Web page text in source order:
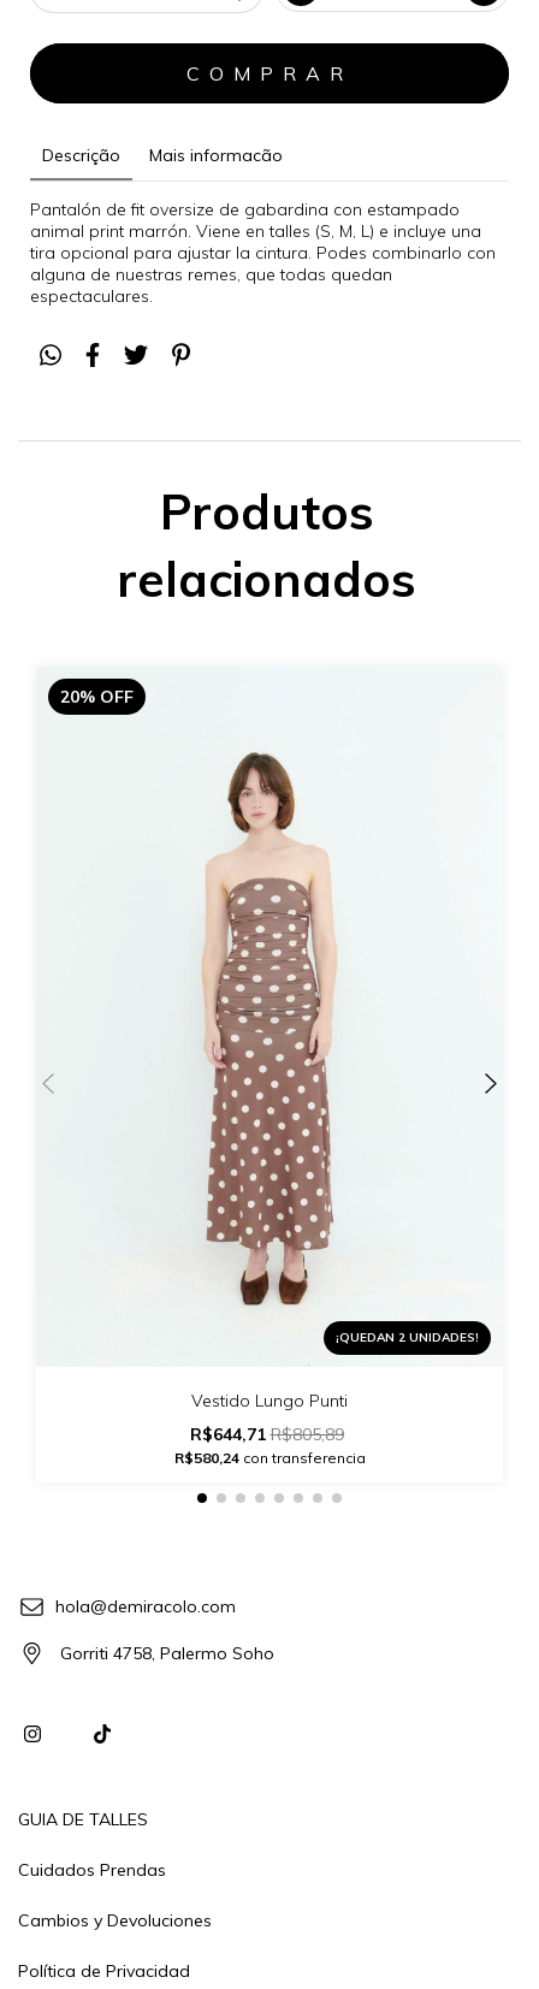
Descrição Mais informacão
Pantalón de fit oversize de gabardina con estampado
animal print marrón. Viene en talles (S, M, L) e incluye una
tira opcional para ajustar la cintura. Podes combinarlo con
alguna de nuestras remes, que todas quedan
espectaculares.
Produtos
relacionados
20% OFF
¡QUEDAN 2 UNIDADES!
Vestido Lungo Punti
R$644,71R$805,89
R$580,24con transferencia
hola@demiracolo.com
Gorriti 4758, Palermo Soho
GUIA DE TALLES
Cuidados Prendas
Cambios y Devoluciones
Política de Privacidad